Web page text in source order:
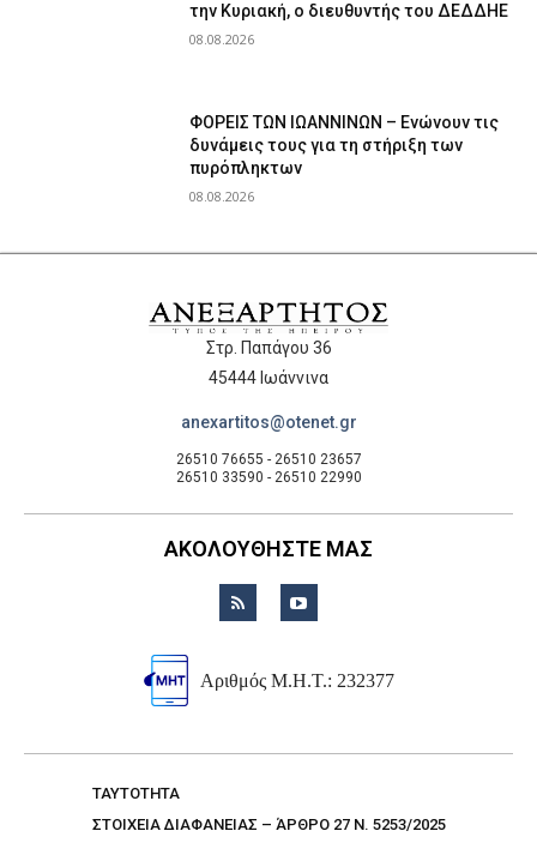
την Κυριακή, ο διευθυντής του ΔΕΔΔΗΕ
08.08.2026
ΦΟΡΕΙΣ ΤΩΝ ΙΩΑΝΝΙΝΩΝ – Ενώνουν τις
δυνάμεις τους για τη στήριξη των
πυρόπληκτων
08.08.2026
Στρ. Παπάγου 36
45444 Ιωάννινα
anexartitos@otenet.gr
26510 76655 - 26510 23657
26510 33590 - 26510 22990
ΑΚΟΛΟΥΘΗΣΤΕ ΜΑΣ
Αριθμός Μ.Η.Τ.: 232377
TAYTOTHTA
ΣΤΟΙΧΕΙΑ ΔΙΑΦΑΝΕΙΑΣ – ΆΡΘΡΟ 27 Ν. 5253/2025